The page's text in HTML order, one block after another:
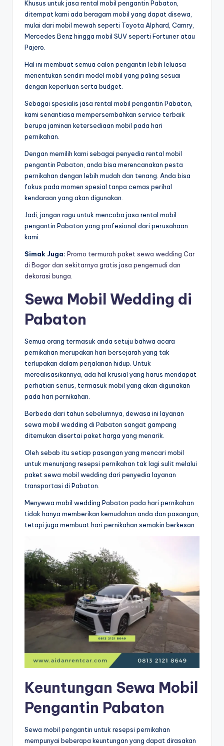
Khusus untuk jasa rental mobil pengantin Pabaton,
ditempat kami ada beragam mobil yang dapat disewa,
mulai dari mobil mewah seperti Toyota Alphard, Camry,
Mercedes Benz hingga mobil SUV seperti Fortuner atau
Pajero.
Hal ini membuat semua calon pengantin lebih leluasa
menentukan sendiri model mobil yang paling sesuai
dengan keperluan serta budget.
Sebagai spesialis jasa rental mobil pengantin Pabaton,
kami senantiasa mempersembahkan service terbaik
berupa jaminan ketersediaan mobil pada hari
pernikahan.
Dengan memilih kami sebagai penyedia rental mobil
pengantin Pabaton, anda bisa merencanakan pesta
pernikahan dengan lebih mudah dan tenang. Anda bisa
fokus pada momen spesial tanpa cemas perihal
kendaraan yang akan digunakan.
Jadi, jangan ragu untuk mencoba jasa rental mobil
pengantin Pabaton yang profesional dari perusahaan
kami.
Simak Juga: Promo termurah paket sewa wedding Car
di Bogor dan sekitarnya gratis jasa pengemudi dan
dekorasi bunga.
Sewa Mobil Wedding di
Pabaton
Semua orang termasuk anda setuju bahwa acara
pernikahan merupakan hari bersejarah yang tak
terlupakan dalam perjalanan hidup. Untuk
merealisasikannya, ada hal krusial yang harus mendapat
perhatian serius, termasuk mobil yang akan digunakan
pada hari pernikahan.
Berbeda dari tahun sebelumnya, dewasa ini layanan
sewa mobil wedding di Pabaton sangat gampang
ditemukan disertai paket harga yang menarik.
Oleh sebab itu setiap pasangan yang mencari mobil
untuk menunjang resepsi pernikahan tak lagi sulit melalui
paket sewa mobil wedding dari penyedia layanan
transportasi di Pabaton.
Menyewa mobil wedding Pabaton pada hari pernikahan
tidak hanya memberikan kemudahan anda dan pasangan,
tetapi juga membuat hari pernikahan semakin berkesan.
Keuntungan Sewa Mobil
Pengantin Pabaton
Sewa mobil pengantin untuk resepsi pernikahan
mempunyai beberapa keuntungan yang dapat dirasakan